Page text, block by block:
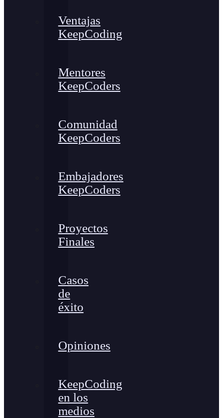
Ventajas
KeepCoding
Mentores
KeepCoders
Comunidad
KeepCoders
Embajadores
KeepCoders
Proyectos
Finales
Casos
de
éxito
Opiniones
KeepCoding
en los
medios